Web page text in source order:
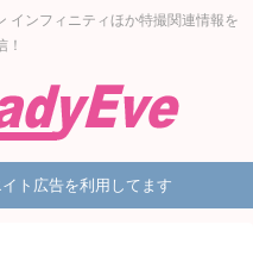
インフィニティほか特撮関連情報を
！
ト広告を利用してます